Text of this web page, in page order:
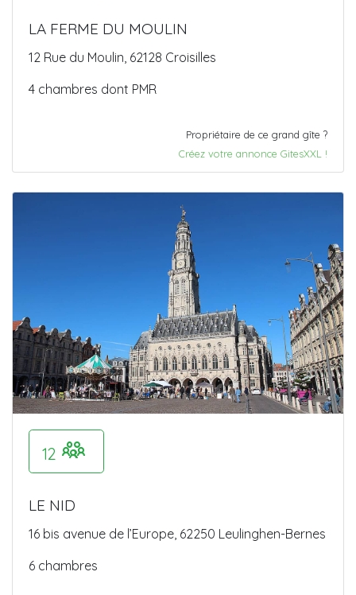
LA FERME DU MOULIN
12 Rue du Moulin, 62128 Croisilles
4 chambres dont PMR
Propriétaire de ce grand gîte ?
Créez votre annonce GitesXXL !
12
LE NID
16 bis avenue de l’Europe, 62250 Leulinghen-Bernes
6 chambres